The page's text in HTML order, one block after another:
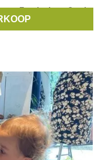
,Feetje,Love2wait,